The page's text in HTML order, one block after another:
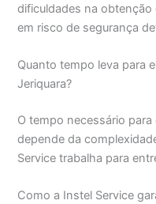
dificuldades na
em risco de segurança
Quanto tempo leva para
Jeriquara?
O tempo necessário
depende da
Service trabalha para
Como a Instel Service